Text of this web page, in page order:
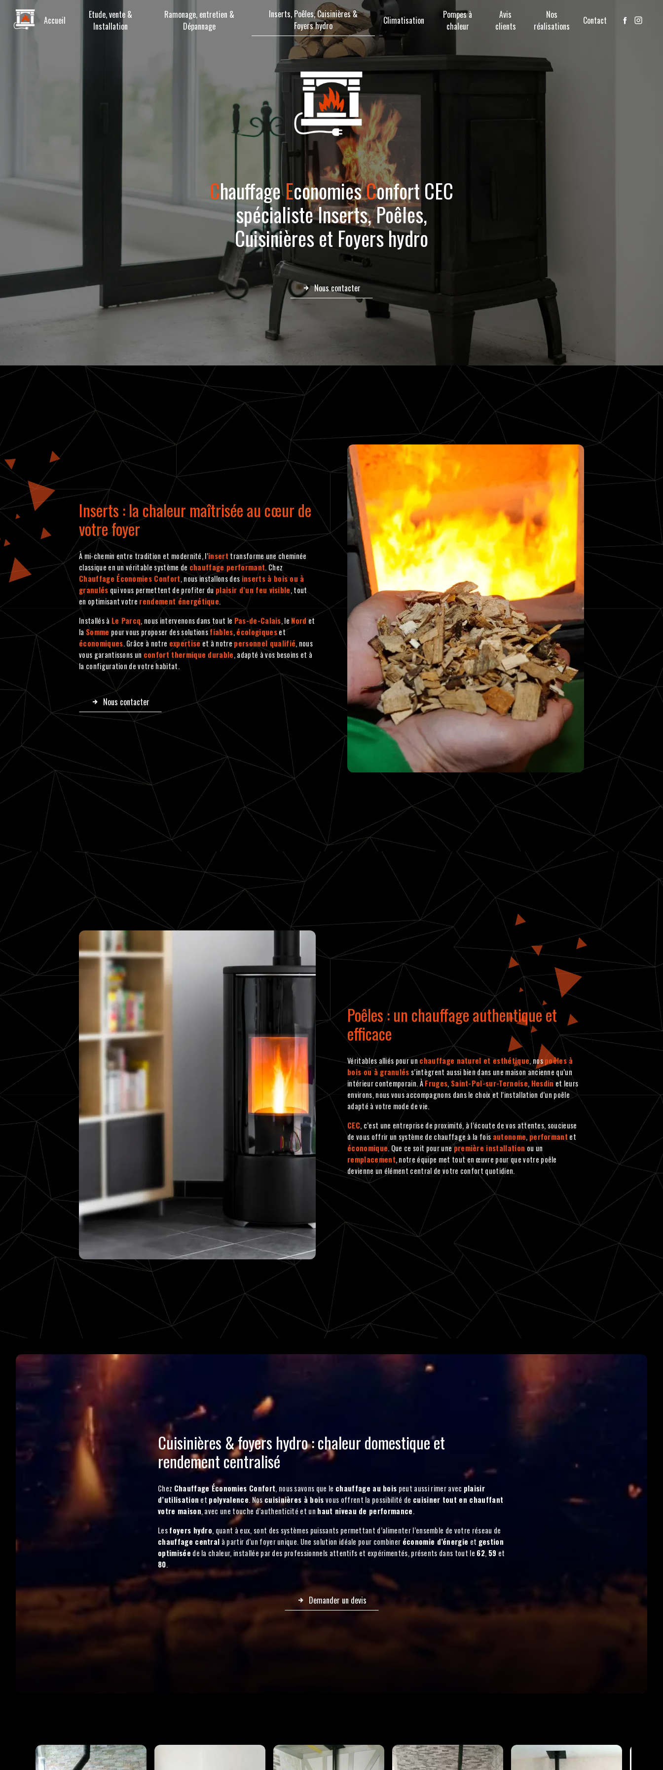
Accueil
Etude, vente &
Installation
Ramonage, entretien &
Dépannage
Inserts, Poêles, Cuisinières &
Foyers hydro
Climatisation
Pompes à
chaleur
Avis
clients
Nos
réalisations
Contact
ChauffageEconomiesConfort CEC
spécialiste Inserts, Poêles,
Cuisinières et Foyers hydro
Nous contacter
Inserts : la chaleur maîtrisée au cœur de
votre foyer
À mi-chemin entre tradition et modernité, l’inserttransforme une cheminée
classique en un véritable système de chauffage performant. Chez
Chauffage Économies Confort, nous installons des inserts à bois ou à
granulés qui vous permettent de profiter duplaisir d’un feu visible, tout
en optimisant votre rendement énergétique.
Installés à Le Parcq, nous intervenons dans tout le Pas-de-Calais, le Nordet
la Somme pour vous proposer des solutionsfiables,écologiqueset
économiques. Grâce à notre expertiseet à notrepersonnel qualifié, nous
vous garantissons un confort thermique durable, adapté à vos besoins et à
la configuration de votre habitat.
Nous contacter
Poêles : un chauffage authentique et
efficace
Véritables alliés pour un chauffage naturel et esthétique, nospoêles à
bois ou à granulés s’intègrent aussi bien dans une maison ancienne qu’un
intérieur contemporain. ÀFruges, Saint-Pol-sur-Ternoise, Hesdinet leurs
environs, nous vous accompagnons dans le choix et l’installation d’un poêle
adapté à votre mode de vie.
CEC, c’est une entreprise de proximité, à l’écoute de vos attentes, soucieuse
de vous offrir un système de chauffage à la foisautonome, performant et
économique. Que ce soit pour unepremière installation ou un
remplacement, notre équipe met tout en œuvre pour que votre poêle
devienne un élément central de votre confort quotidien.
Cuisinières & foyers hydro : chaleur domestique et
rendement centralisé
Chez Chauffage Économies Confort, nous savons que le chauffage au bois peut aussi rimer avec plaisir
d’utilisation et polyvalence. Nos cuisinières à boisvous offrent la possibilité de cuisiner tout en chauffant
votre maison, avec une touche d’authenticité et un haut niveau de performance.
Lesfoyers hydro, quant à eux, sont des systèmes puissants permettant d’alimenter l’ensemble de votre réseau de
chauffage central à partir d’un foyer unique. Une solution idéale pour combiner économie d’énergie et gestion
optimisée de la chaleur, installée par des professionnels attentifs et expérimentés, présents dans tout le 62, 59 et
80.
Demander un devis